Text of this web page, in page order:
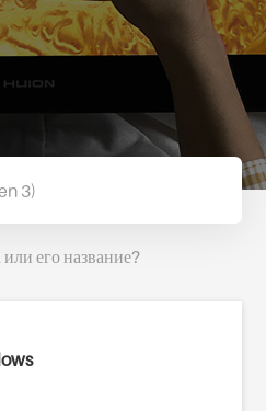
его название?